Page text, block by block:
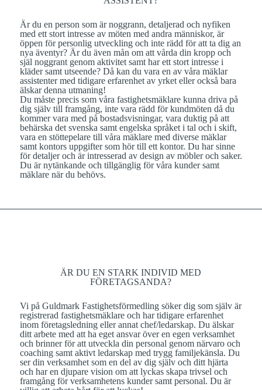
Är du en person som är noggrann, detaljerad och nyfiken
med ett stort intresse av möten med andra människor, är
öppen för personlig utveckling och inte rädd för att ta dig an
nya äventyr? Är du även mån om att vårda din kropp och
själ noggrant genom aktivitet samt har ett stort intresse i
kläder samt utseende? Då kan du vara en av våra mäklar
assistenter med tidigare erfarenhet av yrket eller också bara
älskar denna utmaning!
Du måste precis som våra fastighetsmäklare kunna driva på
dig själv till framgång, inte vara rädd för kundmöten då du
kommer vara med på bostadsvisningar, vara duktig på att
behärska det svenska samt engelska språket i tal och i skift,
vara en stöttepelare till våra mäklare med diverse mäklar
samt kontors uppgifter som hör till ett kontor. Du har sinne
för detaljer och är intresserad av design av möbler och saker.
Du är nytänkande och tillgänglig för våra kunder samt
mäklare när du behövs.
ÄR DU EN STARK INDIVID MED
FÖRETAGSANDA?
Vi på Guldmark Fastighetsförmedlingsöker dig som själv är
registrerad fastighetsmäklare och har tidigare erfarenhet
inom företagsledning eller annat chef/ledarskap. Du älskar
ditt arbete med att ha eget ansvar över en egen verksamhet
och brinner för att utveckla din personal genom närvaro och
coaching samt aktivt ledarskap med trygg familjekänsla. Du
ser din verksamhet som en del av dig själv och ditt hjärta
och har en djupare vision om att lyckas skapa trivsel och
framgång för verksamhetens kunder samt personal. Du är